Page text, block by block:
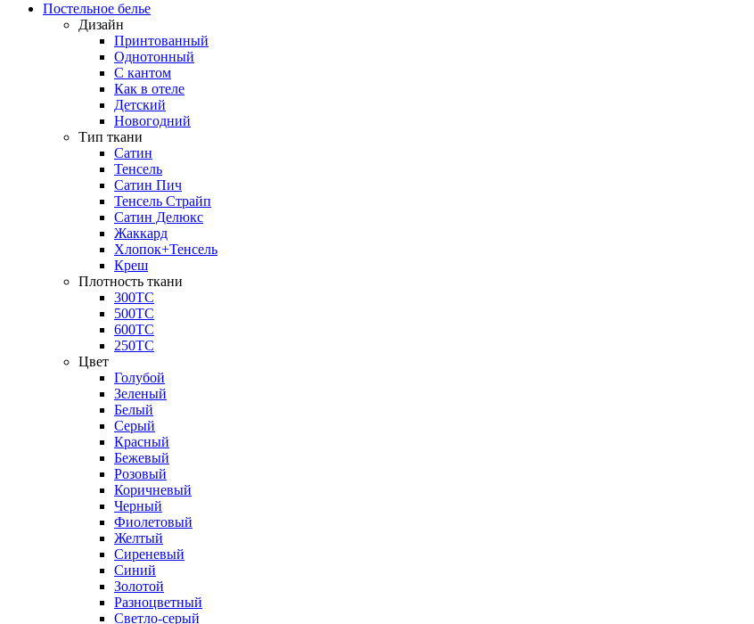
Постельное белье
Дизайн
Принтованный
Однотонный
С кантом
Как в отеле
Детский
Новогодний
Тип ткани
Сатин
Тенсель
Сатин Пич
Тенсель Страйп
Сатин Делюкс
Жаккард
Хлопок+Тенсель
Креш
Плотность ткани
300ТС
500ТС
600ТС
250ТС
Цвет
Голубой
Зеленый
Белый
Серый
Красный
Бежевый
Розовый
Коричневый
Черный
Фиолетовый
Желтый
Сиреневый
Синий
Золотой
Разноцветный
Светло-серый